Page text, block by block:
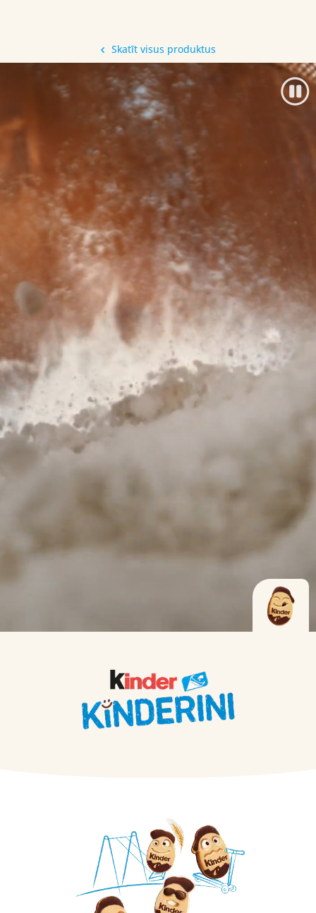
Skatīt visus produktus